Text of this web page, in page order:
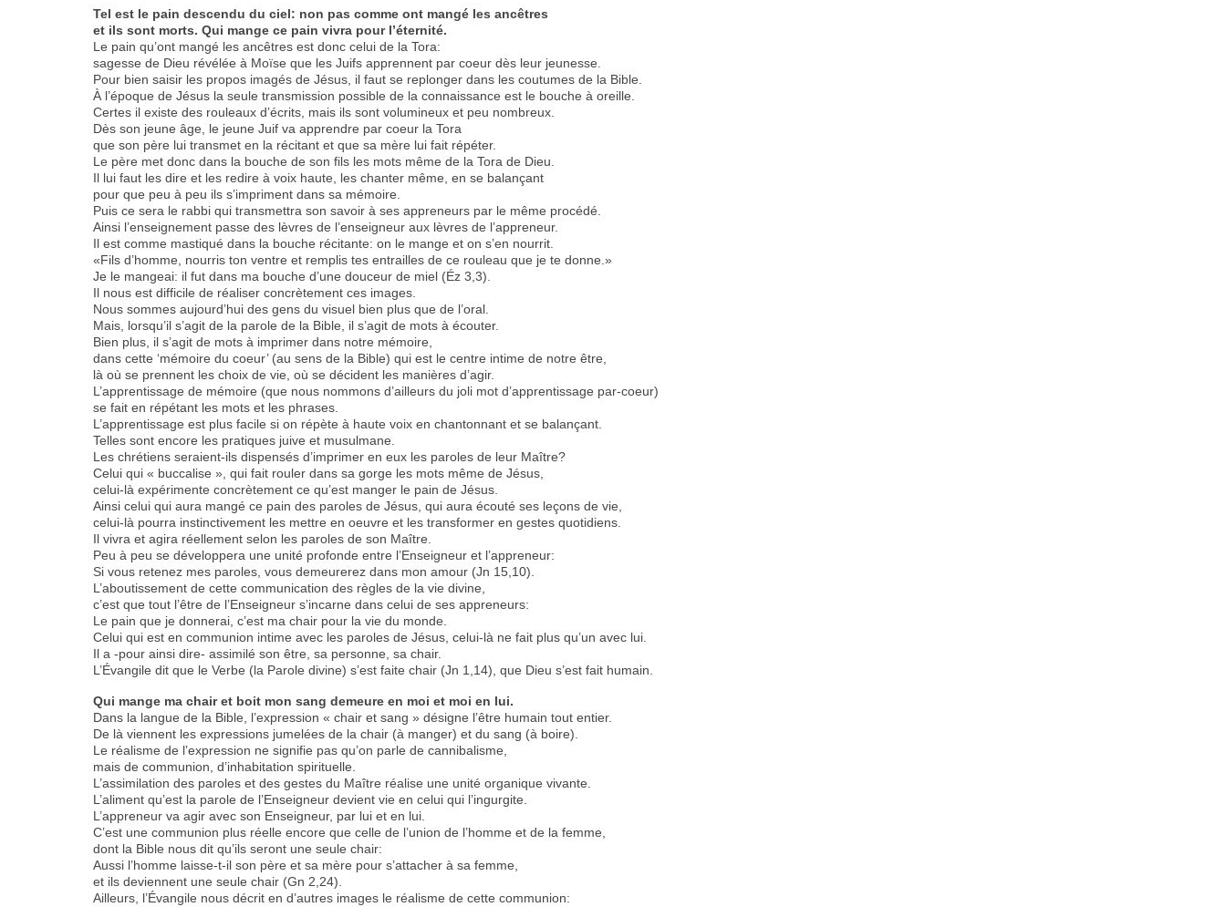
Tel est le pain descendu du ciel: non pas comme ont mangé les ancêtres
et ils sont morts. Qui mange ce pain vivra pour l’éternité.
Le pain qu’ont mangé les ancêtres est donc celui de la Tora:
sagesse de Dieu révélée à Moïse que les Juifs apprennent par coeur dès leur jeunesse.
Pour bien saisir les propos imagés de Jésus, il faut se replonger dans les coutumes de la Bible.
À l’époque de Jésus la seule transmission possible de la connaissance est le bouche à oreille.
Certes il existe des rouleaux d’écrits, mais ils sont volumineux et peu nombreux.
Dès son jeune âge, le jeune Juif va apprendre par coeur la Tora
que son père lui transmet en la récitant et que sa mère lui fait répéter.
Le père met donc dans la bouche de son fils les mots même de la Tora de Dieu.
Il lui faut les dire et les redire à voix haute, les chanter même, en se balançant
pour que peu à peu ils s’impriment dans sa mémoire.
Puis ce sera le rabbi qui transmettra son savoir à ses appreneurs par le même procédé.
Ainsi l’enseignement passe des lèvres de l’enseigneur aux lèvres de l’appreneur.
Il est comme mastiqué dans la bouche récitante: on le mange et on s’en nourrit.
«Fils d’homme, nourris ton ventre et remplis tes entrailles de ce rouleau que je te donne.»
Je le mangeai: il fut dans ma bouche d’une douceur de miel (Éz 3,3).
Il nous est difficile de réaliser concrètement ces images.
Nous sommes aujourd’hui des gens du visuel bien plus que de l’oral.
Mais, lorsqu’il s’agit de la parole de la Bible, il s’agit de mots à écouter.
Bien plus, il s’agit de mots à imprimer dans notre mémoire,
dans cette ‘mémoire du coeur’ (au sens de la Bible) qui est le centre intime de notre être,
là où se prennent les choix de vie, où se décident les manières d’agir.
L’apprentissage de mémoire (que nous nommons d’ailleurs du joli mot d’apprentissage par-coeur)
se fait en répétant les mots et les phrases.
L’apprentissage est plus facile si on répète à haute voix en chantonnant et se balançant.
Telles sont encore les pratiques juive et musulmane.
Les chrétiens seraient-ils dispensés d’imprimer en eux les paroles de leur Maître?
Celui qui « buccalise », qui fait rouler dans sa gorge les mots même de Jésus,
celui-là expérimente concrètement ce qu’est manger le pain de Jésus.
Ainsi celui qui aura mangé ce pain des paroles de Jésus, qui aura écouté ses leçons de vie,
celui-là pourra instinctivement les mettre en oeuvre et les transformer en gestes quotidiens.
Il vivra et agira réellement selon les paroles de son Maître.
Peu à peu se développera une unité profonde entre l’Enseigneur et l’appreneur:
Si vous retenez mes paroles, vous demeurerez dans mon amour (Jn 15,10).
L’aboutissement de cette communication des règles de la vie divine,
c’est que tout l’être de l’Enseigneur s’incarne dans celui de ses appreneurs:
Le pain que je donnerai, c’est ma chair pour la vie du monde.
Celui qui est en communion intime avec les paroles de Jésus, celui-là ne fait plus qu’un avec lui.
Il a -pour ainsi dire- assimilé son être, sa personne, sa chair.
L’Évangile dit que le Verbe (la Parole divine) s’est faite chair (Jn 1,14), que Dieu s’est fait humain.
Qui mange ma chair et boit mon sang demeure en moi et moi en lui.
Dans la langue de la Bible, l’expression « chair et sang » désigne l’être humain tout entier.
De là viennent les expressions jumelées de la chair (à manger) et du sang (à boire).
Le réalisme de l’expression ne signifie pas qu’on parle de cannibalisme,
mais de communion, d’inhabitation spirituelle.
L’assimilation des paroles et des gestes du Maître réalise une unité organique vivante.
L’aliment qu’est la parole de l’Enseigneur devient vie en celui qui l’ingurgite.
L’appreneur va agir avec son Enseigneur, par lui et en lui.
C’est une communion plus réelle encore que celle de l’union de l’homme et de la femme,
dont la Bible nous dit qu’ils seront une seule chair:
Aussi l’homme laisse-t-il son père et sa mère pour s’attacher à sa femme,
et ils deviennent une seule chair (Gn 2,24).
Ailleurs, l’Évangile nous décrit en d’autres images le réalisme de cette communion: